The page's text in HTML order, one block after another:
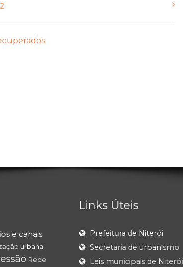
e canais
urbana
Rede
Links Úteis
Prefeitura de Niterói
Secretaria de urbanismo
Leis municipais de Niterói